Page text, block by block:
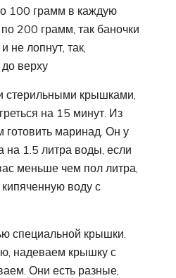
100 грамм в каждую
200 грамм, так баночки
не лопнут, так,
верху
стерильными крышками,
на 15 минут. Из
маринад. Он у
на 1.5 литра воды, если
меньше чем пол литра,
воду с
специальной крышки.
надеваем крышку с
Они есть разные,